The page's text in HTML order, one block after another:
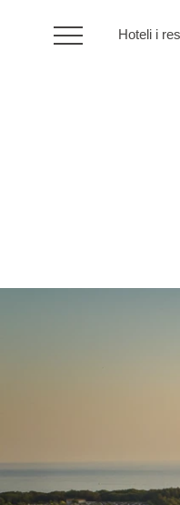
Hoteli i
Hoteli i
Posebne
Brandovi
Ami Loyalty